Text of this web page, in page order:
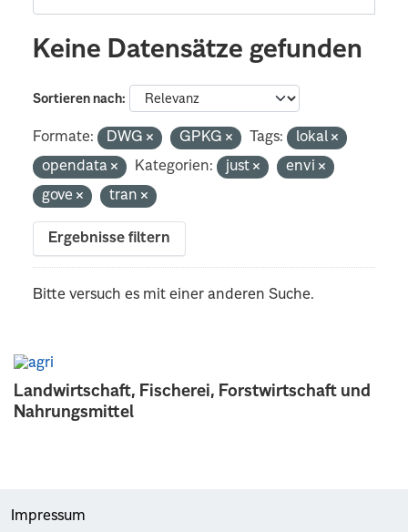
Landwirtschaft, Fischerei, Forstwirtschaft und
Nahrungsmittel
Keine Datensätze gefunden
Sortieren nach
Formate: DWG GPKG Tags:
lokal
opendata
Kategorien: just
envi
gove
tran
Ergebnisse filtern
Bitte versuch es mit einer anderen Suche.
Impressum